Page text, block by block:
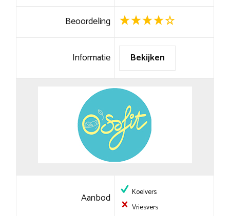
Beoordeling
Informatie Bekijken
Aanbod
Koelvers
Vriesvers